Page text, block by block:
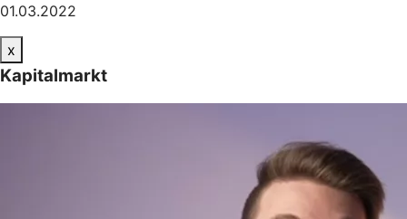
01.03.2022
x
Kapitalmarkt